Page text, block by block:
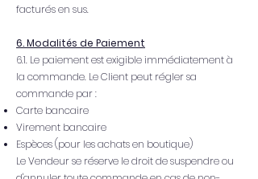
facturés en sus.
6. Modalités de Paiement
6.1. Le paiement est exigible immédiatement à
la commande. Le Client peut régler sa
commande par :
Carte bancaire
Virement bancaire
Espèces (pour les achats en boutique)
Le Vendeur se réserve le droit de suspendre ou